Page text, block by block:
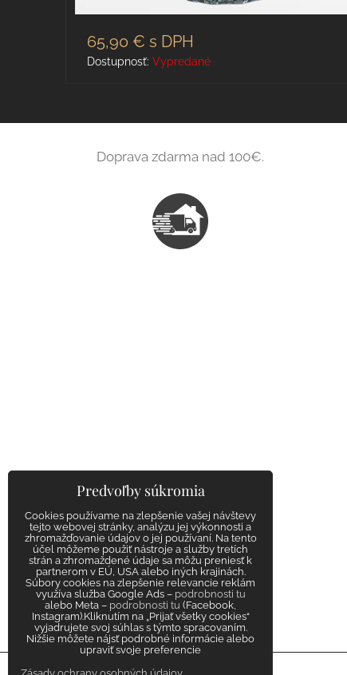
65,90 € s DPH
Dostupnosť: Vypredané
Doprava zdarma nad 100€.
Predvoľby súkromia
Cookies používame na zlepšenie vašej návštevy
tejto webovej stránky, analýzu jej výkonnosti a
zhromažďovanie údajov o jej používaní. Na tento
účel môžeme použiť nástroje a služby tretích
strán a zhromaždené údaje sa môžu preniesť k
partnerom v EÚ, USA alebo iných krajinách.
Súbory cookies na zlepšenie relevancie reklám
využíva služba Google Ads – podrobnosti tu
alebo Meta – podrobnosti tu (Facebook,
Instagram).Kliknutím na „Prijať všetky cookies“
vyjadrujete svoj súhlas s týmto spracovaním.
Nižšie môžete nájsť podrobné informácie alebo
upraviť svoje preferencie